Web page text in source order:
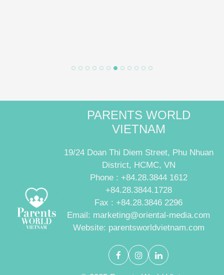
PARENTS WORLD
VIETNAM
19/24 Doan Thi Diem Street, Phu Nhuan
District, HCMC, VN
Phone : +84.28.3844 1612
+84.28.3844.1728
Fax : +84.28.3846 2296
Email: marketing@oriental-media.com
Website: parentsworldvietnam.com